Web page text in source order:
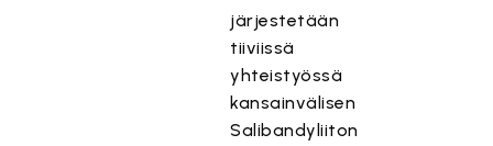
järjestetään
tiiviissä
yhteistyössä
kansainvälisen
Salibandyliiton